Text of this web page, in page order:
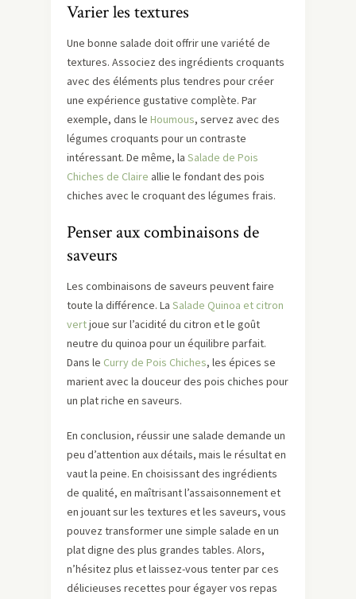
Varier les textures
Une bonne salade doit offrir une variété de
textures. Associez des ingrédients croquants
avec des éléments plus tendres pour créer
une expérience gustative complète. Par
exemple, dans le Houmous, servez avec des
légumes croquants pour un contraste
intéressant. De même, la Salade de Pois
Chiches de Claire allie le fondant des pois
chiches avec le croquant des légumes frais.
Penser aux combinaisons de
saveurs
Les combinaisons de saveurs peuvent faire
toute la différence. La Salade Quinoa et citron
vertjoue sur l’acidité du citron et le goût
neutre du quinoa pour un équilibre parfait.
Dans le Curry de Pois Chiches, les épices se
marient avec la douceur des pois chiches pour
un plat riche en saveurs.
En conclusion, réussir une salade demande un
peu d’attention aux détails, mais le résultat en
vaut la peine. En choisissant des ingrédients
de qualité, en maîtrisant l’assaisonnement et
en jouant sur les textures et les saveurs, vous
pouvez transformer une simple salade en un
plat digne des plus grandes tables. Alors,
n’hésitez plus et laissez-vous tenter par ces
délicieuses recettes pour égayer vos repas